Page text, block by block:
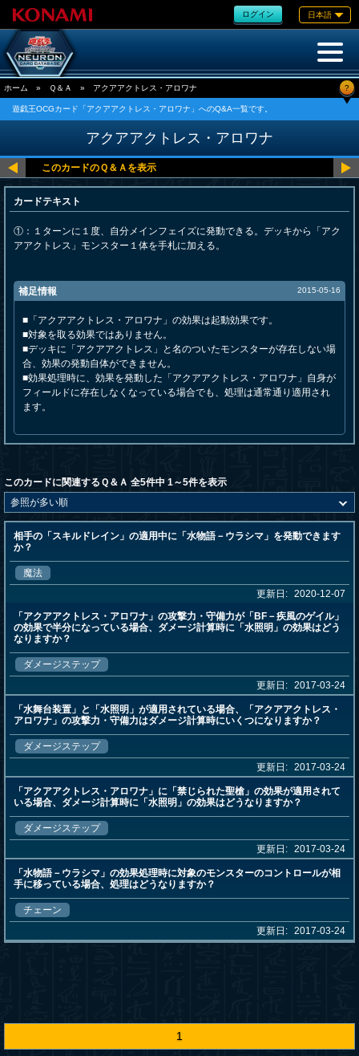
ログイン 日本語
ホーム » Ｑ＆Ａ » アクアアクトレス・アロワナ ?
遊戯王OCGカード「アクアアクトレス・アロワナ」へのQ&A一覧です。
アクアアクトレス・アロワナ
カードテキスト
①：１ターンに１度、自分メインフェイズに発動できる。デッキから「アク
アアクトレス」モンスター１体を手札に加える。
補足情報 2015-05-16
■「アクアアクトレス・アロワナ」の効果は起動効果です。
■対象を取る効果ではありません。
■デッキに「アクアアクトレス」と名のついたモンスターが存在しない場
合、効果の発動自体ができません。
■効果処理時に、効果を発動した「アクアアクトレス・アロワナ」自身が
フィールドに存在しなくなっている場合でも、処理は通常通り適用され
ます。
このカードに関連するＱ＆Ａ 全5件中 1～5件を表示
相手の「スキルドレイン」の適用中に「水物語－ウラシマ」を発動できます
か？
魔法
更新日: 2020-12-07
「アクアアクトレス・アロワナ」の攻撃力・守備力が「BF－疾風のゲイル」
の効果で半分になっている場合、ダメージ計算時に「水照明」の効果はどう
なりますか？
ダメージステップ
更新日: 2017-03-24
「水舞台装置」と「水照明」が適用されている場合、「アクアアクトレス・
アロワナ」の攻撃力・守備力はダメージ計算時にいくつになりますか？
ダメージステップ
更新日: 2017-03-24
「アクアアクトレス・アロワナ」に「禁じられた聖槍」の効果が適用されて
いる場合、ダメージ計算時に「水照明」の効果はどうなりますか？
ダメージステップ
更新日: 2017-03-24
「水物語－ウラシマ」の効果処理時に対象のモンスターのコントロールが相
手に移っている場合、処理はどうなりますか？
チェーン
更新日: 2017-03-24
1